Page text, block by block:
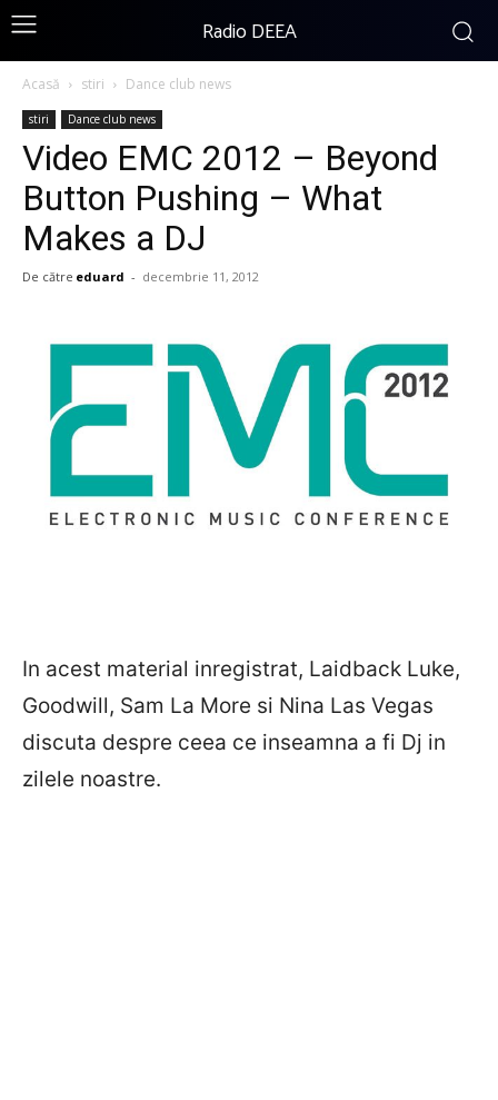
Radio DEEA
Acasă stiri Dance club news
stiri Dance club news
Video EMC 2012 – Beyond
Button Pushing – What
Makes a DJ
De către eduard - decembrie 11, 2012
In acest material inregistrat, Laidback Luke,
Goodwill, Sam La More si Nina Las Vegas
discuta despre ceea ce inseamna a fi Dj in
zilele noastre.